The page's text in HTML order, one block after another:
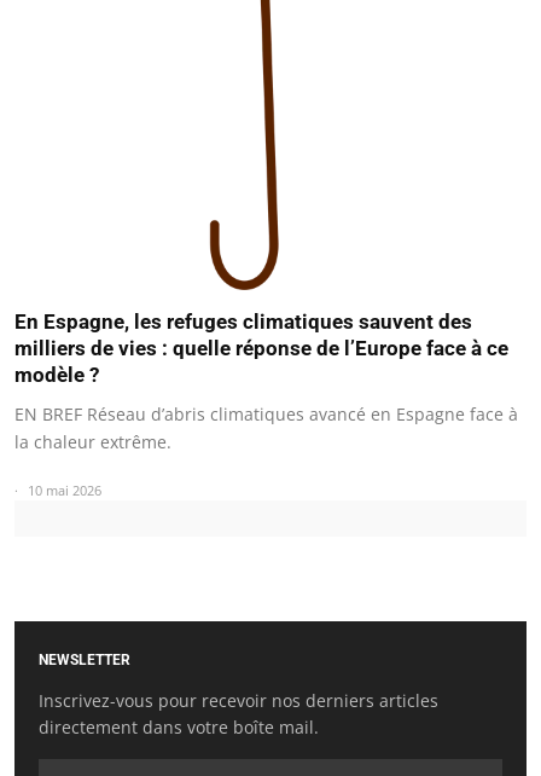
En Espagne, les refuges climatiques sauvent des
milliers de vies : quelle réponse de l’Europe face à ce
modèle ?
EN BREF Réseau d’abris climatiques avancé en Espagne face à
la chaleur extrême.
10 mai 2026
NEWSLETTER
Inscrivez-vous pour recevoir nos derniers articles
directement dans votre boîte mail.